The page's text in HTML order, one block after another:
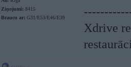
Ziņojumi: 8415
Braucu ar: G31/E53/E46/E39
Xdrive